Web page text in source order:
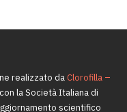
realizzato daClorofilla –
la Società Italiana di
scientifico